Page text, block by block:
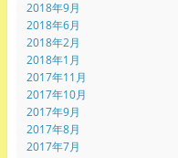
2018年9月
2018年6月
2018年2月
2018年1月
2017年11月
2017年10月
2017年9月
2017年8月
2017年7月